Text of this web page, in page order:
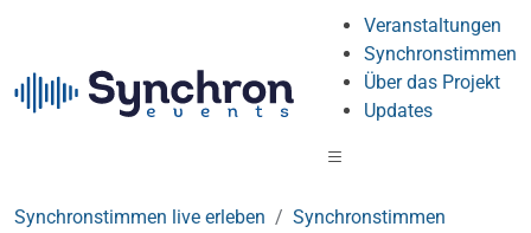
Veranstaltungen
Synchronstimmen
Über das Projekt
Updates
Synchronstimmen live erleben
Synchronstimmen